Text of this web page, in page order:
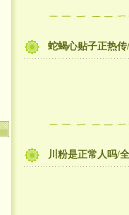
蛇蝎心贴子正热
川粉是正常人吗/